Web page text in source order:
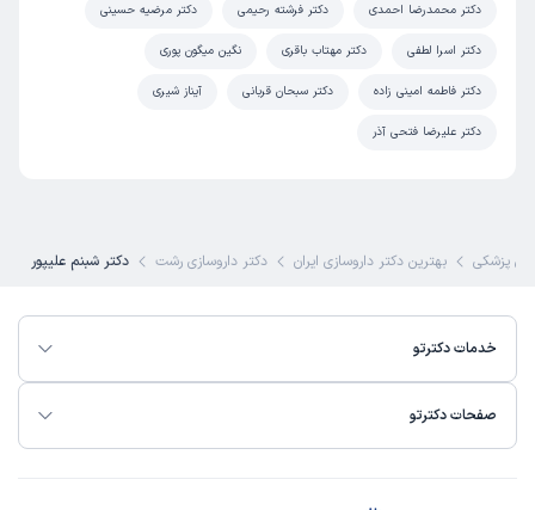
دکتر محمدرضا احمدی دکتر فرشته رحیمی دکتر مرضیه حسینی
دکتر اسرا لطفی دکتر مهتاب باقری نگین میگون پوری
دکتر فاطمه امینی زاده دکتر سبحان قربانی آیناز شیری
دکتر علیرضا فتحی آذر
پزشکی بهترین دکتر داروسازی ایران دکتر داروسازی رشت دکتر شبنم علیپور
خدمات دکترتو
صفحات دکترتو